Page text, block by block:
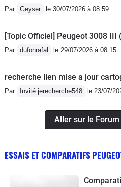
Par Geyser le 30/07/2026 à 08:59
[Topic Officiel] Peugeot 3008 III
Par dufonrafal le 29/07/2026 à 08:15
recherche lien mise a jour
Par Invité jerecherche548 le 23/07/
Aller sur le
ESSAIS ET COMPARATIFS